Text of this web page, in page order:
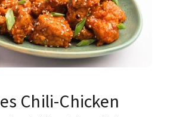
Chili-Chicken